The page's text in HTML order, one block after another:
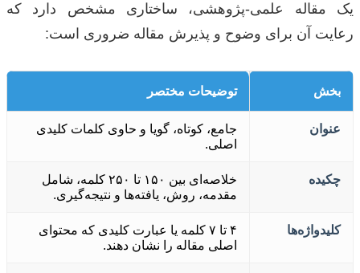
یک مقاله علمی-پژوهشی، ساختاری مشخص دارد که
رعایت آن برای وضوح و پذیرش مقاله ضروری است:
بخش توضیحات مختصر
عنوان
جامع، کوتاه، گویا و حاوی کلمات کلیدی
اصلی.
چکیده
خلاصه‌ای بین ۱۵۰ تا ۲۵۰ کلمه، شامل
مقدمه، روش، یافته‌ها و نتیجه‌گیری.
کلیدواژه‌ها
۴ تا ۷ کلمه یا عبارت کلیدی که محتوای
اصلی مقاله را نشان دهند.